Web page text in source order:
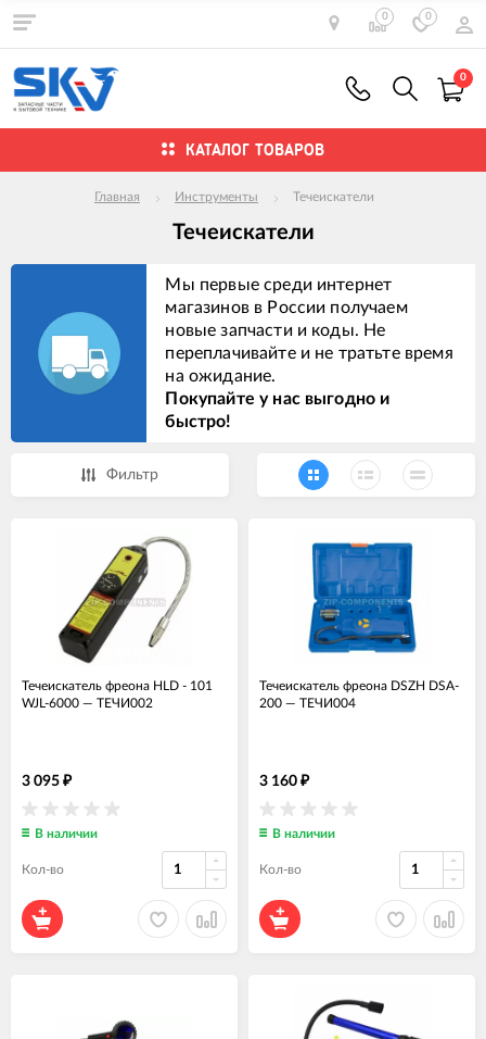
0 0
0
КАТАЛОГ ТОВАРОВ
Главная Инструменты Течеискатели
Течеискатели
Мы первые среди интернет
магазинов в России получаем
новые запчасти и коды. Не
переплачивайте и не тратьте время
на ожидание.
Покупайте у нас выгодно и
быстро!
Фильтр
Течеискатель фреона HLD - 101
WJL-6000 — ТЕЧИ002
3 095 ₽
В наличии
Кол-во
Течеискатель фреона DSZH DSA-
200 — ТЕЧИ004
3 160 ₽
В наличии
Кол-во